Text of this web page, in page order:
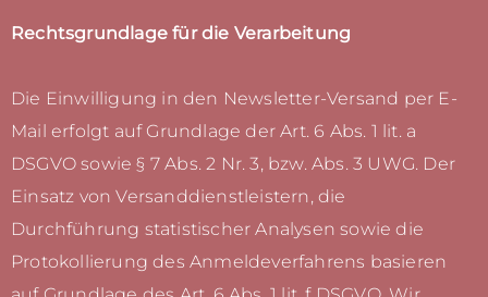
Rechtsgrundlage für die Verarbeitung
Die Einwilligung in den Newsletter-Versand per E-
Mail erfolgt auf Grundlage der Art. 6 Abs. 1 lit. a
DSGVO sowie § 7 Abs. 2 Nr. 3, bzw. Abs. 3 UWG. Der
Einsatz von Versanddienstleistern, die
Durchführung statistischer Analysen sowie die
Protokollierung des Anmeldeverfahrens basieren